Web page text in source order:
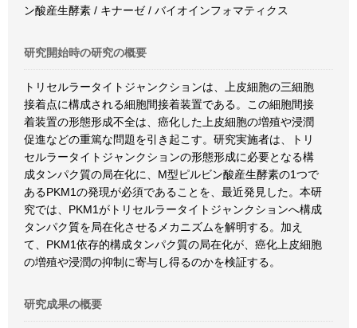
ン酸産生酵素 / キナーゼ / バイオインフォマティクス
研究開始時の研究の概要
トリセルラータイトジャンクションは、上皮細胞の三細胞
接着点に構成される細胞間接着装置である。この細胞間接
着装置の形態形成不全は、癌化した上皮細胞の増殖や浸潤
促進などの重篤な問題を引き起こす。研究実施者は、トリ
セルラータイトジャンクションの形態形成に必要となる構
成タンパク質の局在化に、M型ピルビン酸産生酵素の1つで
あるPKM1の発現が必須であることを、最近発見した。本研
究では、PKM1がトリセルラータイトジャンクションへ構成
タンパク質を局在化させるメカニズムを解明する。加え
て、PKM1依存的構成タンパク質の局在化が、癌化上皮細胞
の増殖や浸潤の抑制に寄与し得るのかを検証する。
研究成果の概要